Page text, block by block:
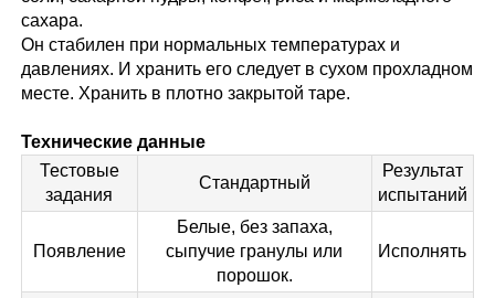
сахара.
Он стабилен при нормальных температурах и
давлениях. И хранить его следует в сухом прохладном
месте. Хранить в плотно закрытой таре.
Технические данные
Тестовые
задания
Стандартный
Результат
испытаний
Появление
Белые, без запаха,
сыпучие гранулы или
порошок.
Исполнять